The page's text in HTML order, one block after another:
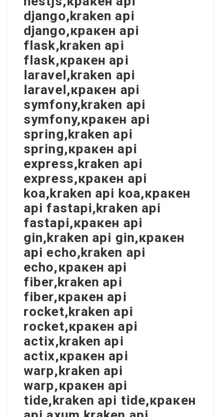
django,kraken api
django,кракен api
flask,kraken api
flask,кракен api
laravel,kraken api
laravel,кракен api
symfony,kraken api
symfony,кракен api
spring,kraken api
spring,кракен api
express,kraken api
express,кракен api
koa,kraken api koa,кракен
api fastapi,kraken api
fastapi,кракен api
gin,kraken api gin,кракен
api echo,kraken api
echo,кракен api
fiber,kraken api
fiber,кракен api
rocket,kraken api
rocket,кракен api
actix,kraken api
actix,кракен api
warp,kraken api
warp,кракен api
tide,kraken api tide,кракен